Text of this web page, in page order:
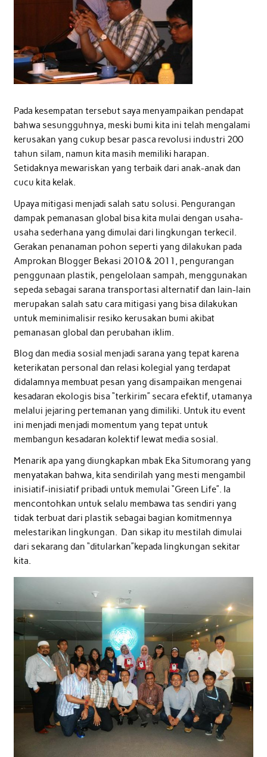
Pada kesempatan tersebut saya menyampaikan pendapat
bahwa sesungguhnya, meski bumi kita ini telah mengalami
kerusakan yang cukup besar pasca revolusi industri 200
tahun silam, namun kita masih memiliki harapan.
Setidaknya mewariskan yang terbaik dari anak-anak dan
cucu kita kelak.
Upaya mitigasi menjadi salah satu solusi. Pengurangan
dampak pemanasan global bisa kita mulai dengan usaha-
usaha sederhana yang dimulai dari lingkungan terkecil.
Gerakan penanaman pohon seperti yang dilakukan pada
Amprokan Blogger Bekasi 2010 & 2011, pengurangan
penggunaan plastik, pengelolaan sampah, menggunakan
sepeda sebagai sarana transportasi alternatif dan lain-lain
merupakan salah satu cara mitigasi yang bisa dilakukan
untuk meminimalisir resiko kerusakan bumi akibat
pemanasan global dan perubahan iklim.
Blog dan media sosial menjadi sarana yang tepat karena
keterikatan personal dan relasi kolegial yang terdapat
didalamnya membuat pesan yang disampaikan mengenai
kesadaran ekologis bisa “terkirim” secara efektif, utamanya
melalui jejaring pertemanan yang dimiliki. Untuk itu event
ini menjadi menjadi momentum yang tepat untuk
membangun kesadaran kolektif lewat media sosial.
Menarik apa yang diungkapkan mbak Eka Situmorang yang
menyatakan bahwa, kita sendirilah yang mesti mengambil
inisiatif-inisiatif pribadi untuk memulai “Green Life”. Ia
mencontohkan untuk selalu membawa tas sendiri yang
tidak terbuat dari plastik sebagai bagian komitmennya
melestarikan lingkungan. Dan sikap itu mestilah dimulai
dari sekarang dan “ditularkan”kepada lingkungan sekitar
kita.